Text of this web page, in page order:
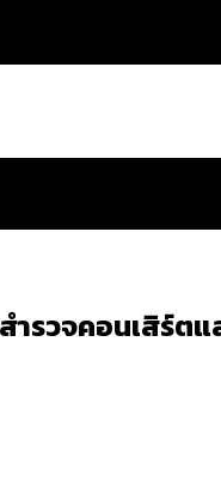
ำรวจคอนเสิร์